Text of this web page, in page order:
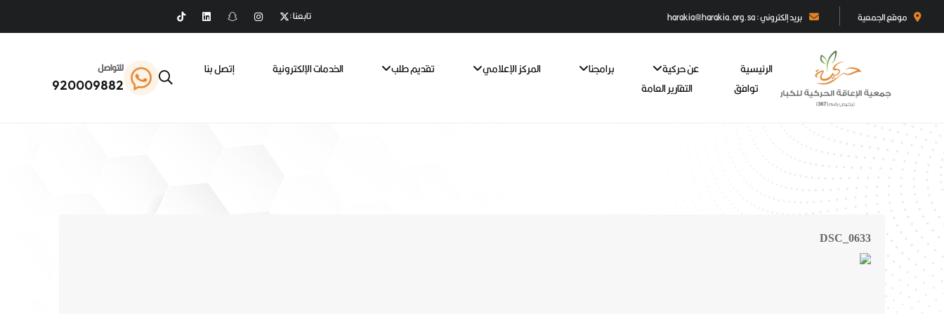
موقع الجمعية بريد إلكتروني : harakia@harakia.org.sa تابعنا :
الرئيسية عن حركية برامجنا المركز الإعلامي تقديم طلب الخدمات الإلكترونية
إتصل بنا
توافق
التقارير العامة
للتواصل
920009882
DSC_0633